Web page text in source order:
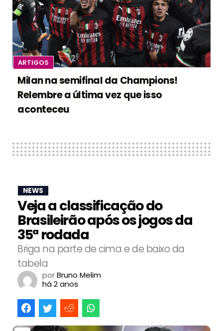
ARTIGOS
Milan na semifinal da Champions!
Relembre a última vez que isso
aconteceu
NEWS
Veja a classificação do
Brasileirão após os jogos da
35ª rodada
Briga na parte de cima e de baixo da
tabela
porBruno Melim
há 2 anos